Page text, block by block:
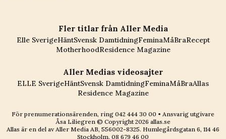
Fler titlar från Aller Media
Elle SverigeHäntSvensk DamtidningFeminaMåBraRecept
MotherhoodResidence Magazine
Aller Medias videosajter
ELLE SverigeHäntSvensk DamtidningFeminaMåBraAllas
Residence Magazine
För prenumerationsärenden, ring 042 444 30 00 • Ansvarig utgivare
Åsa Liliegren © Copyright2026 allas.se
Allas är en del av Aller Media AB, 556002-8325. Humlegårdsgatan 6, 114 46
Stockholm. 08 679 46 00